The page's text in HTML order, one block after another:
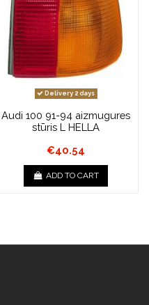
Delivery 2 days
Audi 100 91-94 aizmugures
stūris L HELLA
€40.54
ADD TO CART